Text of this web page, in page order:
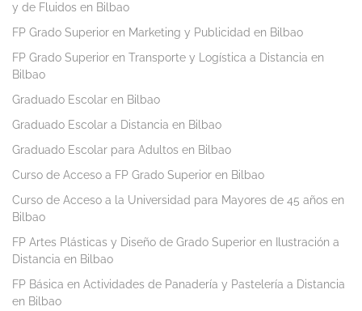
y de Fluidos en Bilbao
FP Grado Superior en Marketing y Publicidad en Bilbao
FP Grado Superior en Transporte y Logística a Distancia en
Bilbao
Graduado Escolar en Bilbao
Graduado Escolar a Distancia en Bilbao
Graduado Escolar para Adultos en Bilbao
Curso de Acceso a FP Grado Superior en Bilbao
Curso de Acceso a la Universidad para Mayores de 45 años en
Bilbao
FP Artes Plásticas y Diseño de Grado Superior en Ilustración a
Distancia en Bilbao
FP Básica en Actividades de Panadería y Pastelería a Distancia
en Bilbao